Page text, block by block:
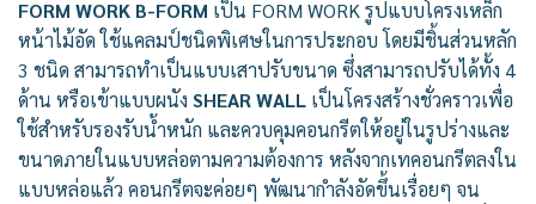
FORM WORK B-FORM เป็น FORM WORK รูปแบบโครงเหล็ก
หน้าไม้อัด ใช้แคลมป์ชนิดพิเศษในการประกอบ โดยมีชิ้นส่วนหลัก
3 ชนิด สามารถทำเป็นแบบเสาปรับขนาด ซึ่งสามารถปรับได้ทั้ง 4
ด้าน หรือเข้าแบบผนัง SHEAR WALL เป็นโครงสร้างชั่วคราวเพื่อ
ใช้สำหรับรองรับน้ำหนัก และควบคุมคอนกรีตให้อยู่ในรูปร่างและ
ขนาดภายในแบบหล่อตามความต้องการ หลังจากเทคอนกรีตลงใน
แบบหล่อแล้ว คอนกรีตจะค่อยๆ พัฒนากำลังอัดขึ้นเรื่อยๆ จน